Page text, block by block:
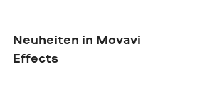
Neuheiten in Movavi
Effects